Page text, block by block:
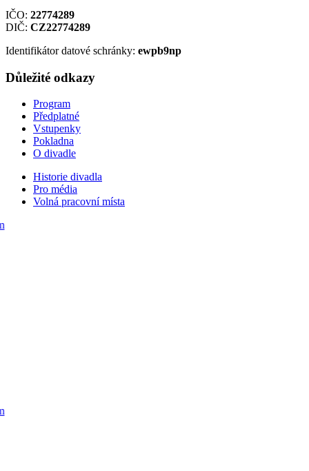
IČO: 22774289
DIČ: CZ22774289
Identifikátor datové schránky: ewpb9np
Důležité odkazy
Program
Předplatné
Vstupenky
Pokladna
O divadle
Historie divadla
Pro média
Volná pracovní místa